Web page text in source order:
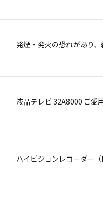
発煙・発火の恐れがあり
液晶テレビ 32A8000 ご愛
ハイビジョンレコーダー
東芝カラーテレビ ご愛用
「液晶テレビ用フロアス
カセットVTR「A-B8」ご